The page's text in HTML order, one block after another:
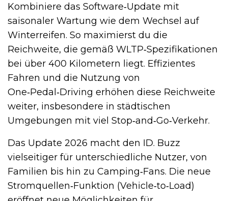
Kombiniere das Software‑Update mit
saisonaler Wartung wie dem Wechsel auf
Winterreifen. So maximierst du die
Reichweite, die gemäß WLTP‑Spezifikationen
bei über 400 Kilometern liegt. Effizientes
Fahren und die Nutzung von
One‑Pedal‑Driving erhöhen diese Reichweite
weiter, insbesondere in städtischen
Umgebungen mit viel Stop‑and‑Go‑Verkehr.
Das Update 2026 macht den ID. Buzz
vielseitiger für unterschiedliche Nutzer, von
Familien bis hin zu Camping‑Fans. Die neue
Stromquellen‑Funktion (Vehicle‑to‑Load)